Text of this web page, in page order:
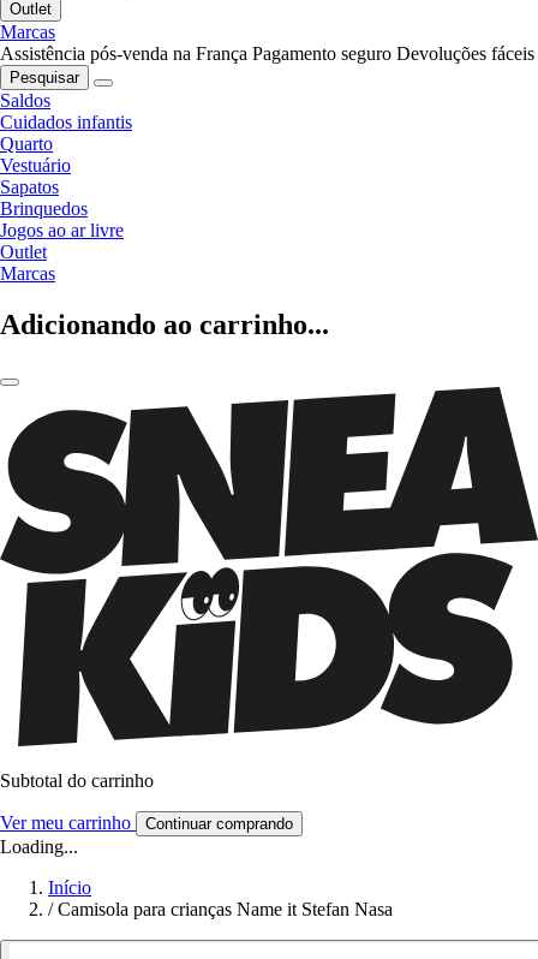
Outlet
Marcas
Assistência pós-venda na França Pagamento seguro Devoluções fáceis
Pesquisar
Saldos
Cuidados infantis
Quarto
Vestuário
Sapatos
Brinquedos
Jogos ao ar livre
Outlet
Marcas
Adicionando ao carrinho...
Subtotal do carrinho
Ver meu carrinho Continuar comprando
Loading...
Início
/ Camisola para crianças Name it Stefan Nasa